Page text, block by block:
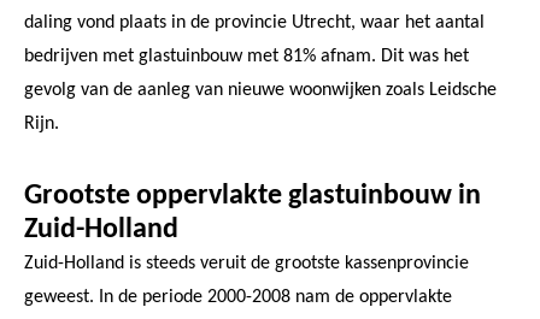
daling vond plaats in de provincie Utrecht, waar het aantal
bedrijven met glastuinbouw met 81% afnam. Dit was het
gevolg van de aanleg van nieuwe woonwijken zoals Leidsche
Rijn.
Grootste oppervlakte glastuinbouw in
Zuid-Holland
Zuid-Holland is steeds veruit de grootste kassenprovincie
geweest. In de periode 2000-2008 nam de oppervlakte